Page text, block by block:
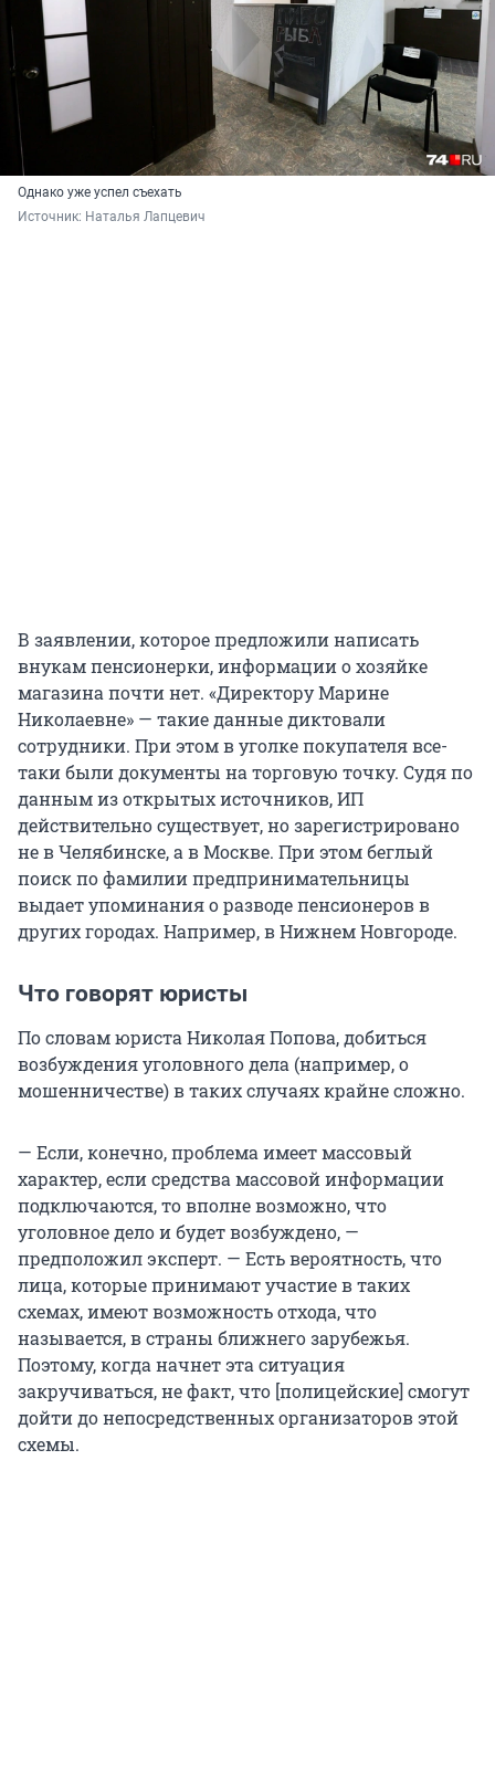
Однако уже успел съехать
Источник: Наталья Лапцевич
В заявлении, которое предложили написать
внукам пенсионерки, информации о хозяйке
магазина почти нет. «Директору Марине
Николаевне» — такие данные диктовали
сотрудники. При этом в уголке покупателя все-
таки были документы на торговую точку. Судя по
данным из открытых источников, ИП
действительно существует, но зарегистрировано
не в Челябинске, а в Москве. При этом беглый
поиск по фамилии предпринимательницы
выдает упоминания о разводе пенсионеров в
других городах. Например, в Нижнем Новгороде.
Что говорят юристы
По словам юриста Николая Попова, добиться
возбуждения уголовного дела (например, о
мошенничестве) в таких случаях крайне сложно.
— Если, конечно, проблема имеет массовый
характер, если средства массовой информации
подключаются, то вполне возможно, что
уголовное дело и будет возбуждено, —
предположил эксперт. — Есть вероятность, что
лица, которые принимают участие в таких
схемах, имеют возможность отхода, что
называется, в страны ближнего зарубежья.
Поэтому, когда начнет эта ситуация
закручиваться, не факт, что [полицейские] смогут
дойти до непосредственных организаторов этой
схемы.